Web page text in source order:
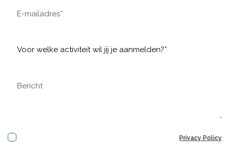
Met het versturen van dit formulier ga ik akkoord met dePrivacy Policy